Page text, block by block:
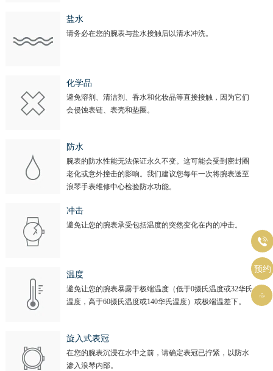
盐水
请务必在您的腕表与盐水接触后以清水冲洗。
化学品
避免溶剂、清洁剂、香水和化妆品等直接接触，因为它们
会侵蚀表链、表壳和垫圈。
防水
腕表的防水性能无法保证永久不变。这可能会受到密封圈
老化或意外撞击的影响。我们建议您每年一次将腕表送至
浪琴手表维修中心检验防水功能。
冲击
避免让您的腕表承受包括温度的突然变化在内的冲击。
温度
避免让您的腕表暴露于极端温度（低于0摄氏温度或32华氏
温度，高于60摄氏温度或140华氏温度）或极端温差下。
旋入式表冠
在您的腕表沉浸在水中之前，请确定表冠已拧紧，以防水
渗入浪琴内部。

预约
